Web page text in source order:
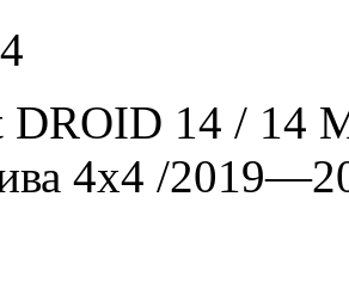
DROID 14 / 14
4х4 /